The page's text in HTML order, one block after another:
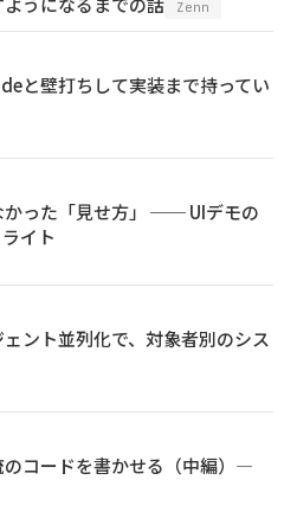
Zenn
と壁打ちして実装まで持ってい
った「見せ方」 ── UIデモの
イト
ント並列化で、対象者別のシス
コードを書かせる（中編）—